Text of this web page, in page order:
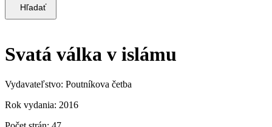
Hľadať
Svatá válka v islámu
Vydavateľstvo: Poutníkova četba
Rok vydania: 2016